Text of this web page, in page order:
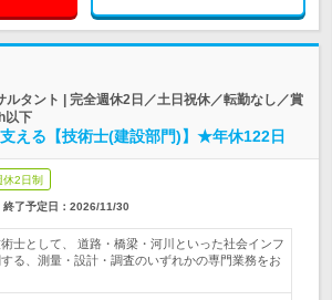
ルタント | 完全週休2日／土日祝休／転勤なし／賞
以下
える【技術士(建設部門)】★年休122日
休2日制
終了予定日： 2026/11/30
士として、 道路・橋梁・河川といった社会インフ
る、測量・設計・調査のいずれかの専門業務をお